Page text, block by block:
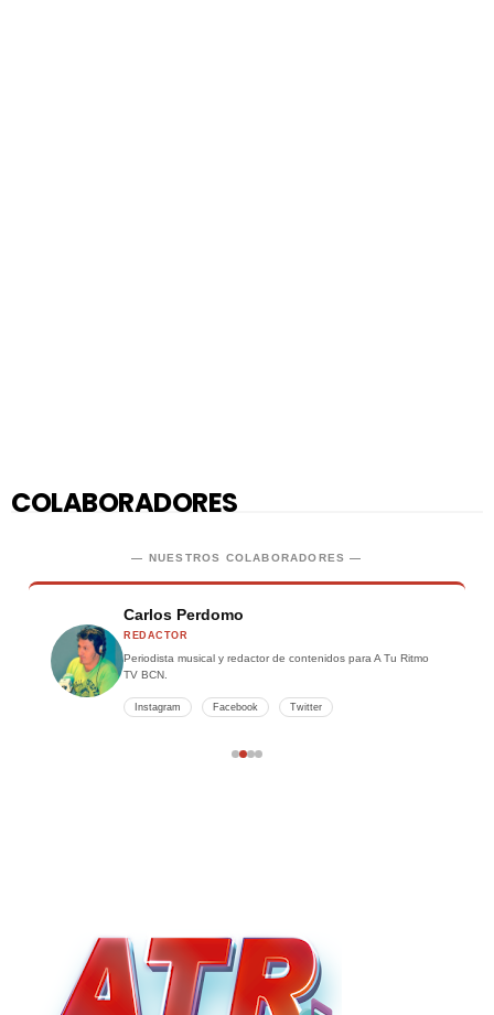
COLABORADORES
— NUESTROS COLABORADORES —
Carlos Perdomo
REDACTOR
Periodista musical y redactor de contenidos para A Tu Ritmo
TV BCN.
Instagram Facebook Twitter